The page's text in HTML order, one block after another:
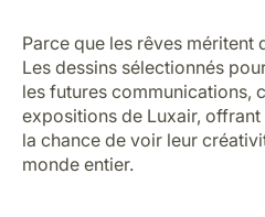
Parce que les rêves méritent
Les dessins sélectionnés
les futures communications,
expositions de Luxair,
la chance de voir leur
monde entier.